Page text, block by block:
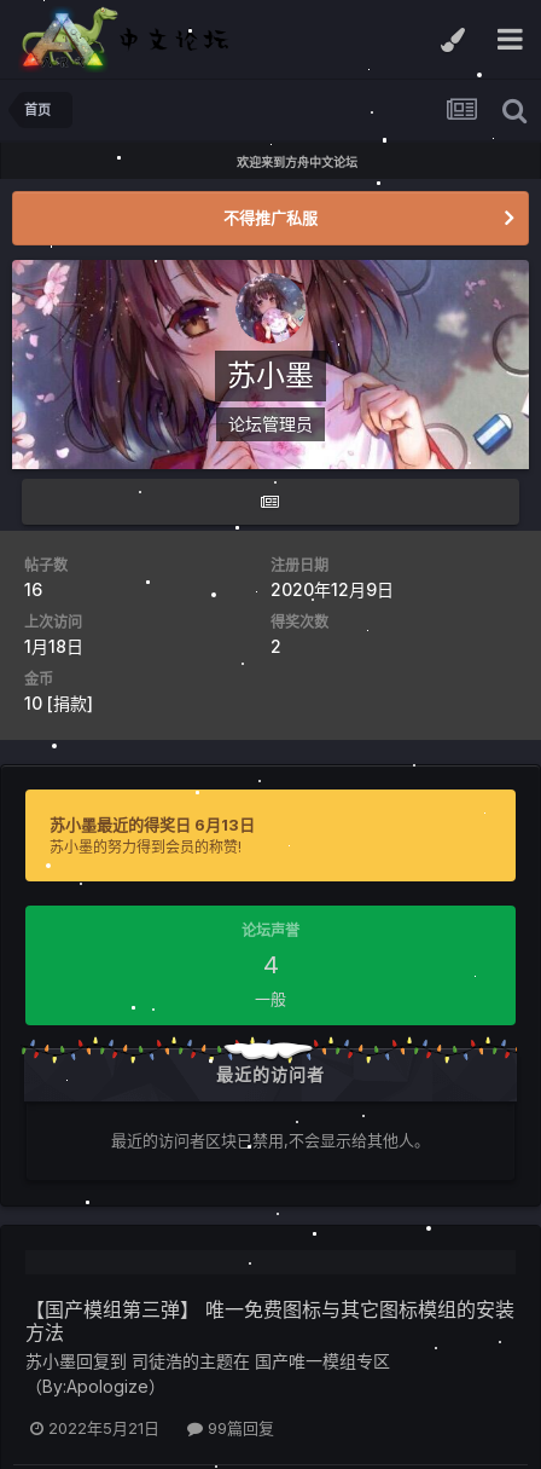
首页
欢迎来到方舟中文论坛
不得推广私服
苏小墨
论坛管理员
帖子数
16
注册日期
2020年12月9日
上次访问
1月18日
得奖次数
2
金币
10 [捐款]
苏小墨最近的得奖日 6月13日
苏小墨的努力得到会员的称赞!
论坛声誉
4
一般
最近的访问者
最近的访问者区块已禁用,不会显示给其他人。
【国产模组第三弹】 唯一免费图标与其它图标模组的安装
方法
苏小墨回复到 司徒浩的主题在 国产唯一模组专区
（By:Apologize）
2022年5月21日 99篇回复